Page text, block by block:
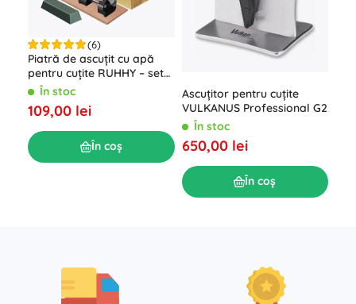
(6)
Piatră de ascuțit cu apă
pentru cuțite RUHHY – set
cu mai multe granulații și
curea de piele
În stoc
109,00 lei
În coș
Ascuțitor pentru cuțite
VULKANUS Professional G2
În stoc
650,00 lei
În coș